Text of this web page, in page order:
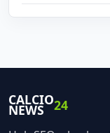
CALCIO
NEWS 24